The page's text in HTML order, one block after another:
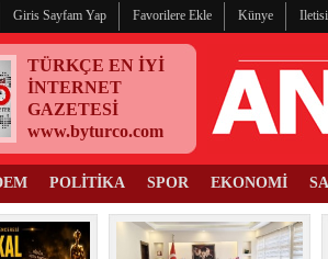
Giris Sayfam Yap Favorilere Ekle Künye
TÜRKÇE EN İYİ
İNTERNET
GAZETESİ
www.byturco.com
POLİTİKA SPOR EKONOMİ